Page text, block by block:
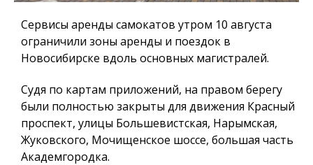
Сервисы аренды самокатов утром 10 августа
ограничили зоны аренды и поездок в
Новосибирске вдоль основных магистралей.
Судя по картам приложений, на правом берегу
были полностью закрыты для движения Красный
проспект, улицы Большевистская, Нарымская,
Жуковского, Мочищенское шоссе, большая часть
Академгородка.